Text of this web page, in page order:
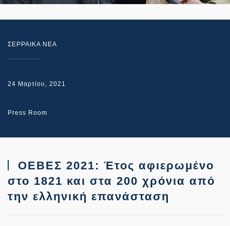
ΣΕΡΡΑΙΚΑ ΝΕΑ
24 Μαρτίου, 2021
Press Room
ΟΕΒΕΣ 2021: Έτος αφιερωμένο
στο 1821 και στα 200 χρόνια από
την ελληνική επανάσταση